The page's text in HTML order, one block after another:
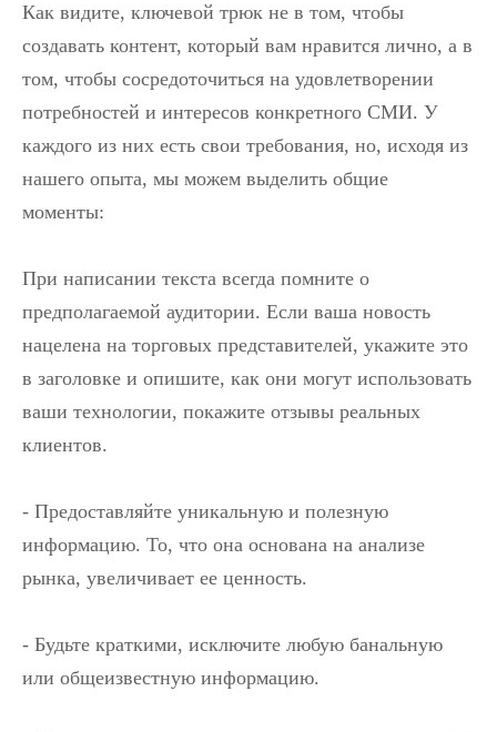
Как видите, ключевой трюк не в том, чтобы
создавать контент, который вам нравится лично, а в
том, чтобы сосредоточиться на удовлетворении
потребностей и интересов конкретного СМИ. У
каждого из них есть свои требования, но, исходя из
нашего опыта, мы можем выделить общие
моменты:
При написании текста всегда помните о
предполагаемой аудитории. Если ваша новость
нацелена на торговых представителей, укажите это
в заголовке и опишите, как они могут использовать
ваши технологии, покажите отзывы реальных
клиентов.
- Предоставляйте уникальную и полезную
информацию. То, что она основана на анализе
рынка, увеличивает ее ценность.
- Будьте краткими, исключите любую банальную
или общеизвестную информацию.